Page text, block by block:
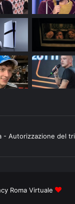
- Autorizzazione del
Roma Virtuale